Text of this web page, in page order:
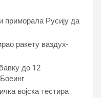
приморала Русију да
ракету ваздух-
до 12
војска тестира